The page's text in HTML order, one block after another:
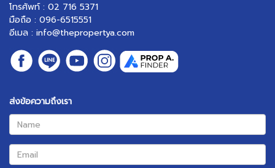
โทรศัพท์ : 02 716 5371
มือถือ : 096-6515551
อีเมล : info@thepropertya.com
ส่งข้อความถึงเรา